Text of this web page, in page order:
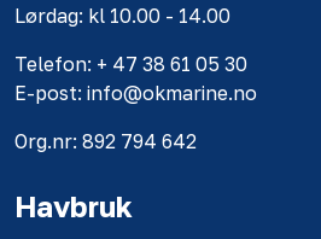
Lørdag: kl 10.00 - 14.00
Telefon: + 47 38 61 05 30
E-post: info@okmarine.no
Org.nr: 892 794 642
Havbruk